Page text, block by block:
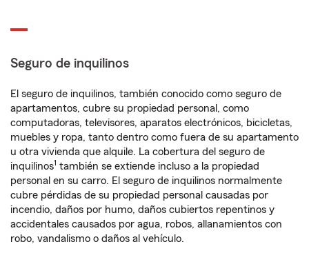
Seguro de inquilinos
El seguro de inquilinos, también conocido como seguro de
apartamentos, cubre su propiedad personal, como
computadoras, televisores, aparatos electrónicos, bicicletas,
muebles y ropa, tanto dentro como fuera de su apartamento
u otra vivienda que alquile. La cobertura del seguro de
inquilinos1 también se extiende incluso a la propiedad
personal en su carro. El seguro de inquilinos normalmente
cubre pérdidas de su propiedad personal causadas por
incendio, daños por humo, daños cubiertos repentinos y
accidentales causados por agua, robos, allanamientos con
robo, vandalismo o daños al vehículo.